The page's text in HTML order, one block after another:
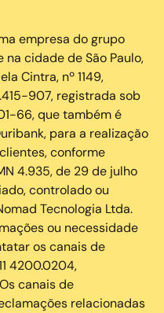
empresa do grupo
cidade de São Paulo,
Cintra, nº 1149,
907, registrada sob
66, que também é
para a realização
conforme
4.935, de 29 de julho
controlado ou
Tecnologia Ltda.
ou necessidade
os canais de
4200.0204,
canais de
relacionadas